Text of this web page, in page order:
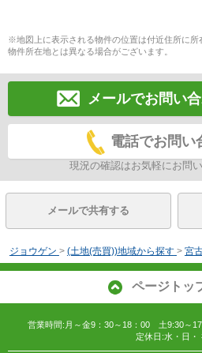
※地図上に表示される物件の位置は付近住所に
物件所在地とは異なる場合がございます。
メールでお問い
電話でお問い
現況の確認はお気軽にお問
メールで共有する
ジョウゲン > (土地(売買))地域から探す > 宮
ページトッ
営業時間:月～金9：30～18：00 土9:30～
定休日:水・日・